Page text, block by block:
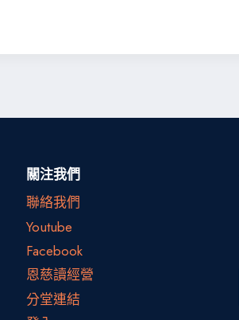
關注我們
聯絡我們
Youtube
Facebook
恩慈讀經營
分堂連結